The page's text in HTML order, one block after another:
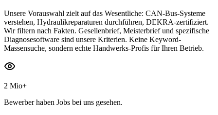
Unsere Vorauswahl zielt auf das Wesentliche: CAN-Bus-Systeme
verstehen, Hydraulikreparaturen durchführen, DEKRA-zertifiziert.
Wir filtern nach Fakten. Gesellenbrief, Meisterbrief und spezifische
Diagnosesoftware sind unsere Kriterien. Keine Keyword-
Massensuche, sondern echte Handwerks-Profis für Ihren Betrieb.
2 Mio+
Bewerber haben Jobs bei uns gesehen.